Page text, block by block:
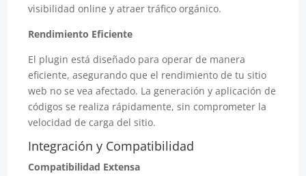
visibilidad online y atraer tráfico orgánico.
Rendimiento Eficiente
El plugin está diseñado para operar de manera
eficiente, asegurando que el rendimiento de tu sitio
web no se vea afectado. La generación y aplicación de
códigos se realiza rápidamente, sin comprometer la
velocidad de carga del sitio.
Integración y Compatibilidad
Compatibilidad Extensa